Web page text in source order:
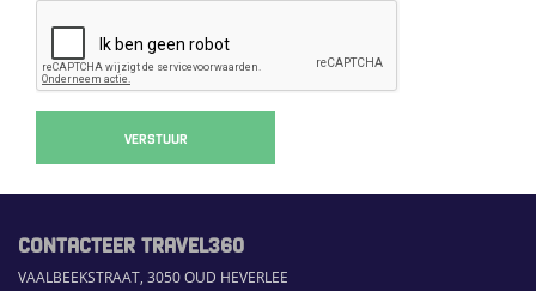
VERSTUUR
CONTACTEER TRAVEL360
VAALBEEKSTRAAT, 3050 OUD HEVERLEE